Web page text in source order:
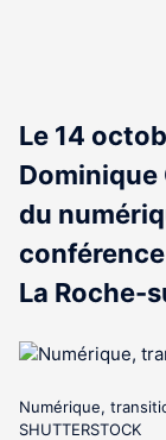
Le 14
Dominique
du
La Roche-
Numérique,
SHUTTERSTOCK